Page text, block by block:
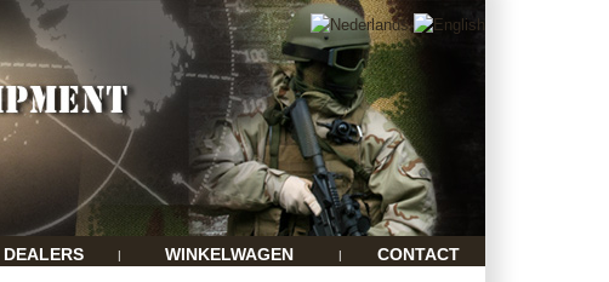
DEALERS | WINKELWAGEN | CONTACT